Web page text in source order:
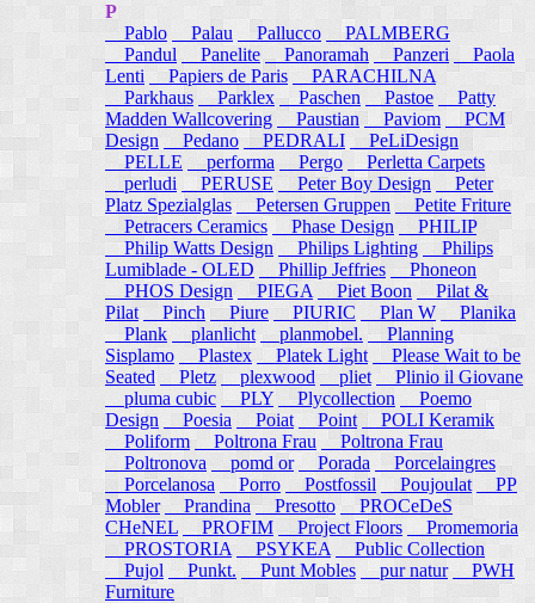
P
Pablo
Palau Pallucco
PALMBERG
Pandul
Panelite Panoramah Panzeri
Paola
Lenti
Papiers de Paris
PARACHILNA
Parkhaus
Parklex Paschen Pastoe
Patty
Madden Wallcovering
Paustian Paviom
PCM
Design
Pedano PEDRALI
PeLiDesign
PELLE
performa Pergo
Perletta Carpets
perludi
PERUSE Peter Boy Design
Peter
Platz Spezialglas
Petersen Gruppen
Petite Friture
Petracers Ceramics
Phase Design
PHILIP
Philip Watts Design
Philips Lighting
Philips
Lumiblade - OLED
Phillip Jeffries
Phoneon
PHOS Design
PIEGA Piet Boon
Pilat &
Pilat
Pinch Piure PIURIC Plan W
Planika
Plank
planlicht planmobel. Planning
Sisplamo
Plastex Platek Light
Please Wait to be
Seated
Pletz plexwood pliet
Plinio il Giovane
pluma cubic
PLY Plycollection
Poemo
Design
Poesia Poiat Point
POLI Keramik
Poliform
Poltrona Frau
Poltrona Frau
Poltronova
pomd or Porada
Porcelaingres
Porcelanosa
Porro Postfossil Poujoulat
PP
Mobler
Prandina Presotto
PROCeDeS
CHeNEL
PROFIM Project Floors
Promemoria
PROSTORIA
PSYKEA
Public Collection
Pujol
Punkt. Punt Mobles pur natur
PWH
Furniture